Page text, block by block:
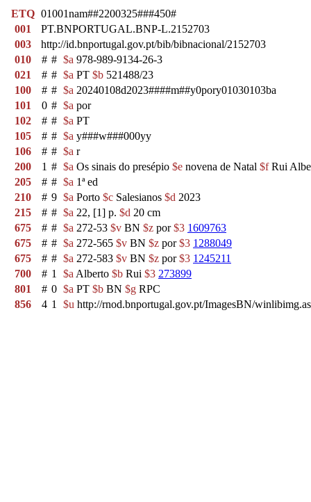
ETQ 01001nam##2200325###450#
001
PT.BNPORTUGAL.BNP-L.2152703
003
http://id.bnportugal.gov.pt/bib/bibnacional/2152703
010
# # $a 978-989-9134-26-3
021
# # $a PT $b 521488/23
100
# # $a 20240108d2023####m##y0pory01030103ba
101
0 # $a por
102
# # $a PT
105
# # $a y###w###000yy
106
# # $a r
200
1 # $a Os sinais do presépio $e novena de Natal $fRui
205
# # $a 1ª ed
210
# 9 $a Porto $c Salesianos $d 2023
215
# # $a 22, [1] p. $d 20 cm
675
# # $a 272-53 $v BN $z por$3 1609763
675
# # $a 272-565 $v BN $z por$3 1288049
675
# # $a 272-583 $v BN $z por$3 1245211
700
# 1 $a Alberto $b Rui $3 273899
801
# 0 $a PT $b BN $g RPC
856
4 1 $u http://rnod.bnportugal.gov.pt/ImagesBN/